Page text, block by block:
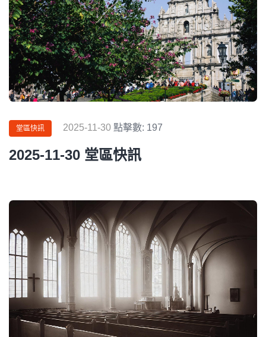
堂區快訊 2025-11-30 點擊數: 197
2025-11-30 堂區快訊